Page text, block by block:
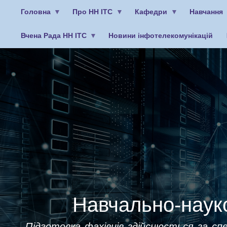
Головна Про НН ІТС Кафедри Навчання
Вчена Рада НН ІТС Новини інфотелекомунікацій
облікового
користувача
Навчально-